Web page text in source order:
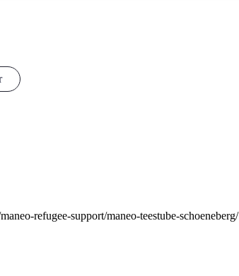
refugee-support/maneo-teestube-schoeneberg/